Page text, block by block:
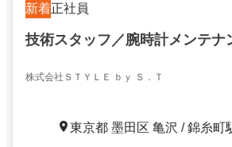
新着正社員
技術スタッフ／腕時計メンテナ
株式会社ＳＴＹＬＥ ｂｙ Ｓ．Ｔ
東京都 墨田区 亀沢 / 錦糸町